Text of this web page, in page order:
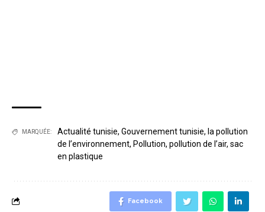
MARQUÉE: Actualité tunisie, Gouvernement tunisie, la pollution
de l’environnement, Pollution, pollution de l’air, sac
en plastique
Facebook